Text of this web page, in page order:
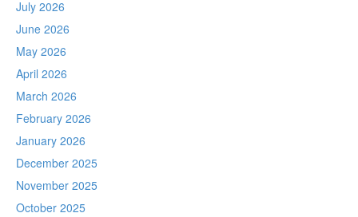
July 2026
June 2026
May 2026
April 2026
March 2026
February 2026
January 2026
December 2025
November 2025
October 2025